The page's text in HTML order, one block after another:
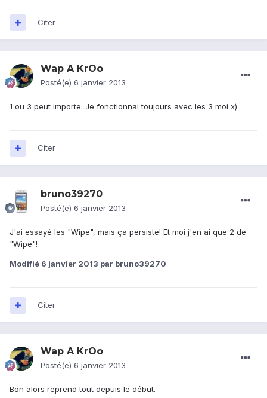
Citer
Wap A KrOo
Posté(e) 6 janvier 2013
1 ou 3 peut importe. Je fonctionnai toujours avec les 3 moi x)
Citer
bruno39270
Posté(e) 6 janvier 2013
J'ai essayé les "Wipe", mais ça persiste! Et moi j'en ai que 2 de
"Wipe"!
Modifié 6 janvier 2013 par bruno39270
Citer
Wap A KrOo
Posté(e) 6 janvier 2013
Bon alors reprend tout depuis le début.